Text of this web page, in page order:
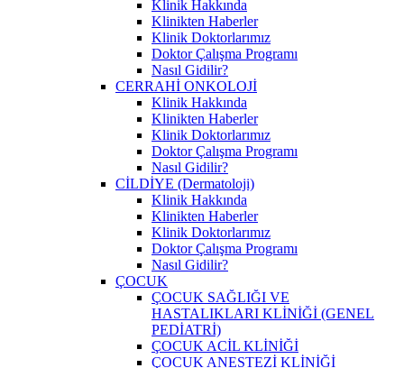
Klinik Hakkında
Klinikten Haberler
Klinik Doktorlarımız
Doktor Çalışma Programı
Nasıl Gidilir?
CERRAHİ ONKOLOJİ
Klinik Hakkında
Klinikten Haberler
Klinik Doktorlarımız
Doktor Çalışma Programı
Nasıl Gidilir?
CİLDİYE (Dermatoloji)
Klinik Hakkında
Klinikten Haberler
Klinik Doktorlarımız
Doktor Çalışma Programı
Nasıl Gidilir?
ÇOCUK
ÇOCUK SAĞLIĞI VE
HASTALIKLARI KLİNİĞİ (GENEL
PEDİATRİ)
ÇOCUK ACİL KLİNİĞİ
ÇOCUK ANESTEZİ KLİNİĞİ